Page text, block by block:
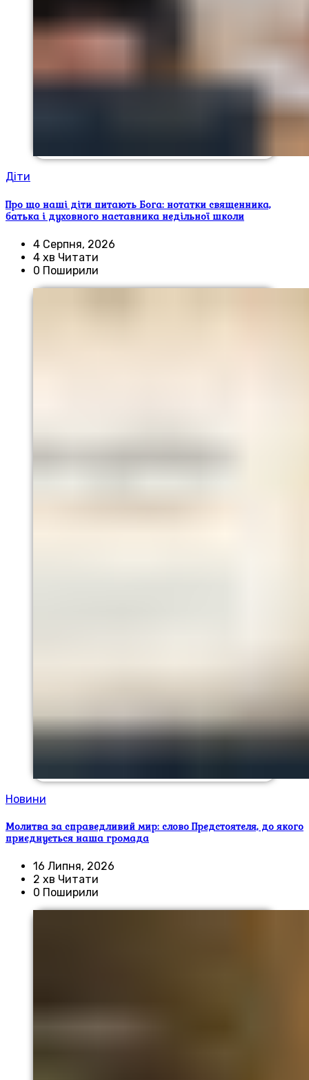
Діти
Про що наші діти питають Бога: нотатки священника,
батька і духовного наставника недільної школи
4 Серпня, 2026
4 хв Читати
0 Поширили
Новини
Молитва за справедливий мир: слово Предстоятеля, до якого
приєднується наша громада
16 Липня, 2026
2 хв Читати
0 Поширили